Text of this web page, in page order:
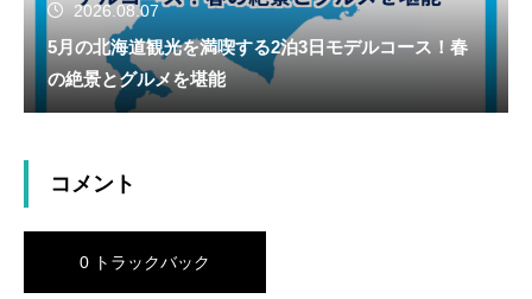
2026.08.07
5月の北海道観光を満喫する2泊3日モデルコース！春
の絶景とグルメを堪能
コメント
0 トラックバック